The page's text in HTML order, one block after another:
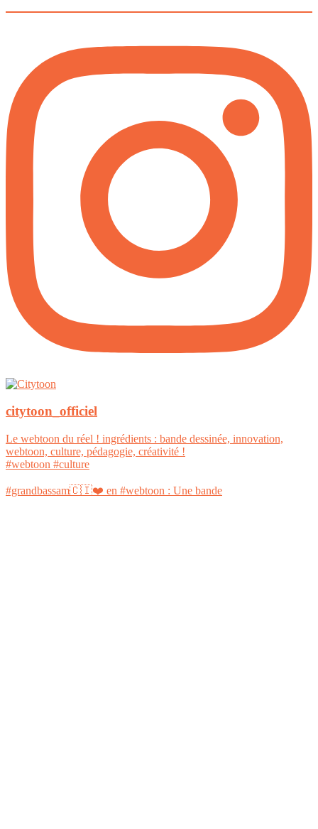
citytoon_officiel
Le webtoon du réel ! ingrédients : bande dessinée, innovation,
webtoon, culture, pédagogie, créativité !
#webtoon #culture
#grandbassam🇨🇮❤️ en #webtoon : Une bande